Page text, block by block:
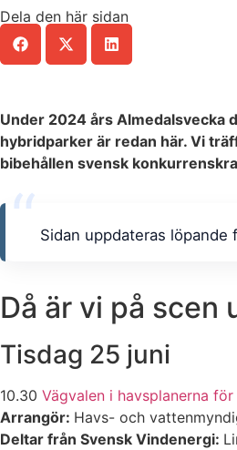
Dela den här sidan
Under 2024 års Almedalsvecka
hybridparker är redan här. Vi
bibehållen svensk
Sidan uppdateras löpande
Då är vi på scen
Tisdag 25 juni
10.30 Vägvalen i havsplanerna
Arrangör: Havs- och
Deltar från Svensk Vindenergi: